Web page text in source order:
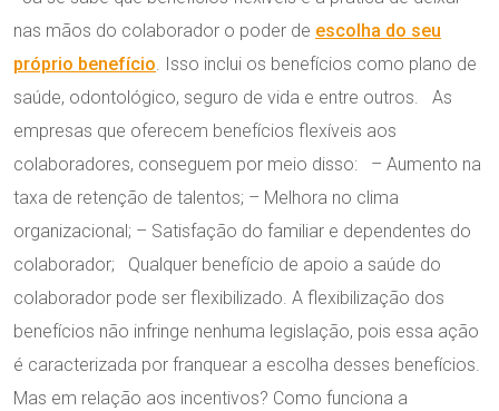
nas mãos do colaborador o poder de escolha do seu
próprio benefício. Isso inclui os benefícios como plano de
saúde, odontológico, seguro de vida e entre outros. As
empresas que oferecem benefícios flexíveis aos
colaboradores, conseguem por meio disso: – Aumento na
taxa de retenção de talentos; – Melhora no clima
organizacional; – Satisfação do familiar e dependentes do
colaborador; Qualquer benefício de apoio a saúde do
colaborador pode ser flexibilizado. A flexibilização dos
benefícios não infringe nenhuma legislação, pois essa ação
é caracterizada por franquear a escolha desses benefícios.
Mas em relação aos incentivos? Como funciona a